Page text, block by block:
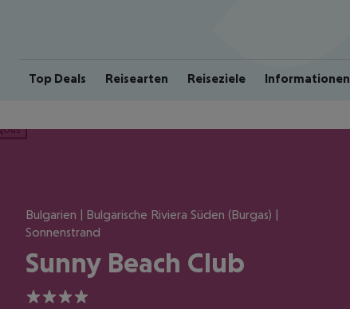
Top Deals Reisearten Reiseziele Informationen
Bulgarien | Bulgarische Riviera Süden (Burgas) |
Sonnenstrand
Sunny Beach Club
4